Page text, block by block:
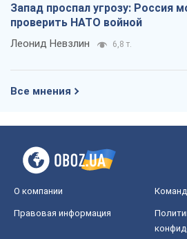
Запад проспал угрозу: Россия
проверить НАТО войной
Леонид Невзлин 6,8 т.
Все мнения
О компании
Правовая информация